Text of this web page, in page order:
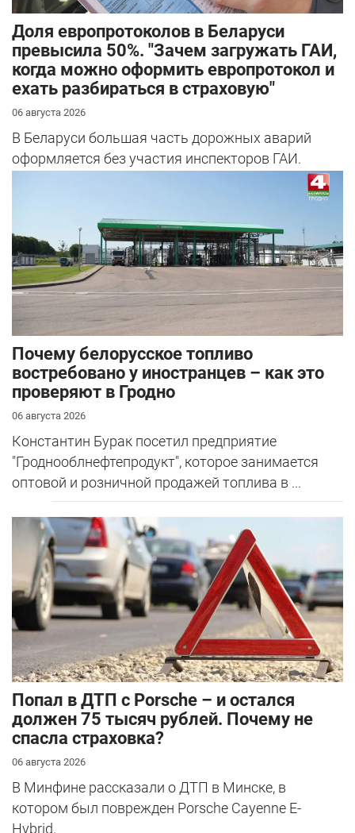
Доля европротоколов в Беларуси
превысила 50%. "Зачем загружать ГАИ,
когда можно оформить европротокол и
ехать разбираться в страховую"
06 августа 2026
В Беларуси большая часть дорожных аварий
оформляется без участия инспекторов ГАИ.
Почему белорусское топливо
востребовано у иностранцев – как это
проверяют в Гродно
06 августа 2026
Константин Бурак посетил предприятие
"Гроднооблнефтепродукт", которое занимается
оптовой и розничной продажей топлива в ...
​Попал в ДТП с Porsche – и остался
должен 75 тысяч рублей. Почему не
спасла страховка?
06 августа 2026
В Минфине рассказали о ДТП в Минске, в
котором был поврежден Porsche Cayenne E-
Hybrid.